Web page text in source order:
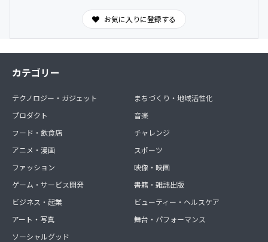
お気に入りに登録する
カテゴリー
テクノロジー・ガジェット
プロダクト
フード・飲食店
アニメ・漫画
ファッション
ゲーム・サービス開発
ビジネス・起業
アート・写真
ソーシャルグッド
まちづくり・地域活性化
音楽
チャレンジ
スポーツ
映像・映画
書籍・雑誌出版
ビューティー・ヘルスケア
舞台・パフォーマンス